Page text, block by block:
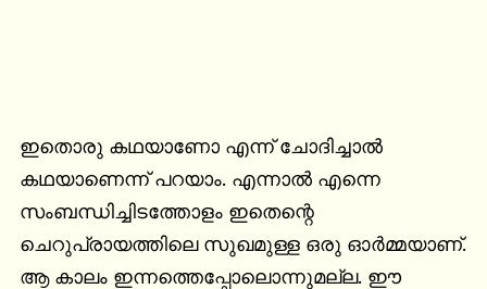
ഇതൊരു കഥയാണോ എന്ന് ചോദിച്ചാൽ
കഥയാണെന്ന് പറയാം. എന്നാൽ എന്നെ
സംബന്ധിച്ചിടത്തോളം ഇതെന്റെ
ചെറുപ്രായത്തിലെ സുഖമുള്ള ഒരു ഓർമ്മയാണ്.
ആ കാലം ഇന്നത്തെപ്പോലൊന്നുമല്ല. ഈ